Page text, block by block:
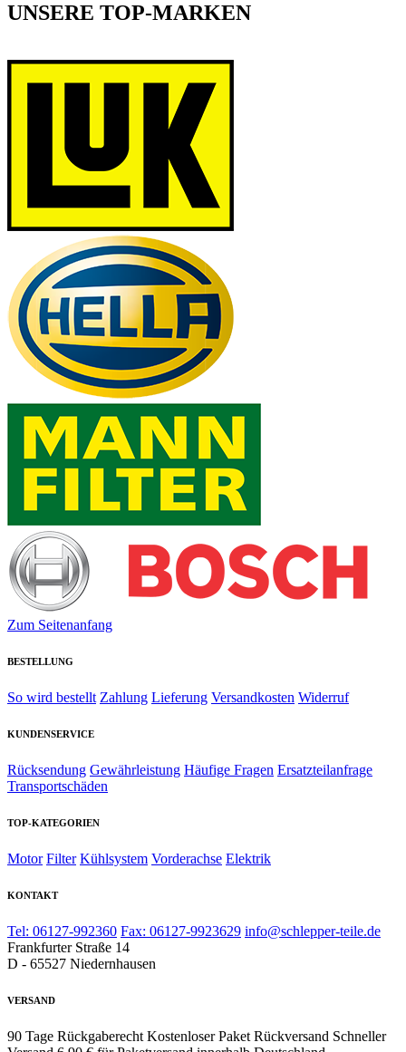
UNSERE TOP-MARKEN
Zum Seitenanfang
BESTELLUNG
So wird bestellt Zahlung Lieferung Versandkosten Widerruf
KUNDENSERVICE
Rücksendung Gewährleistung Häufige Fragen Ersatzteilanfrage
Transportschäden
TOP-KATEGORIEN
Motor Filter Kühlsystem Vorderachse Elektrik
KONTAKT
Tel: 06127-992360 Fax: 06127-9923629 info@schlepper-teile.de
Frankfurter Straße 14
D - 65527 Niedernhausen
VERSAND
90 Tage Rückgaberecht Kostenloser Paket Rückversand Schneller